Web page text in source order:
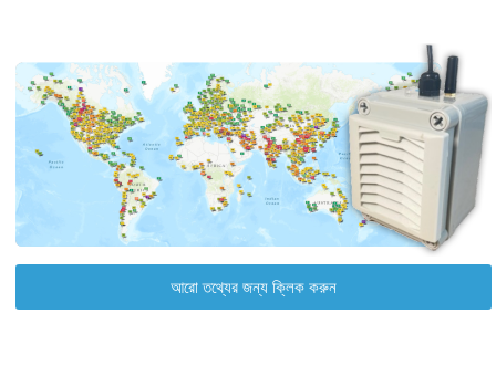
আরো তথ্যের জন্য ক্লিক করুন